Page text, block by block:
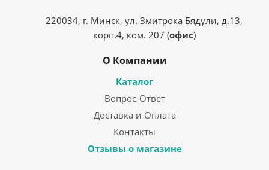
220034, г. Минск, ул. Змитрока Бядули, д.13,
корп.4, ком. 207 (офис)
О Компании
Каталог
Вопрос-Ответ
Доставка и Оплата
Контакты
Отзывы о магазине